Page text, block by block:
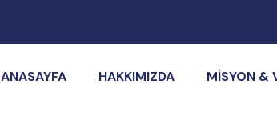
ANASAYFA HAKKIMIZDA MISYON &